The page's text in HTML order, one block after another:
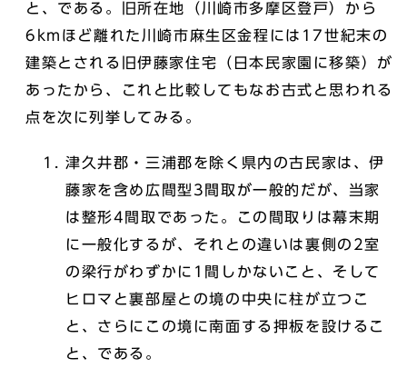
と、である。旧所在地（川崎市多摩区登戸）から
6kmほど離れた川崎市麻生区金程には17世紀末の
建築とされる旧伊藤家住宅（日本民家園に移築）が
あったから、これと比較してもなお古式と思われる
点を次に列挙してみる。
津久井郡・三浦郡を除く県内の古民家は、伊
藤家を含め広間型3間取が一般的だが、当家
は整形4間取であった。この間取りは幕末期
に一般化するが、それとの違いは裏側の2室
の梁行がわずかに1間しかないこと、そして
ヒロマと裏部屋との境の中央に柱が立つこ
と、さらにこの境に南面する押板を設けるこ
と、である。